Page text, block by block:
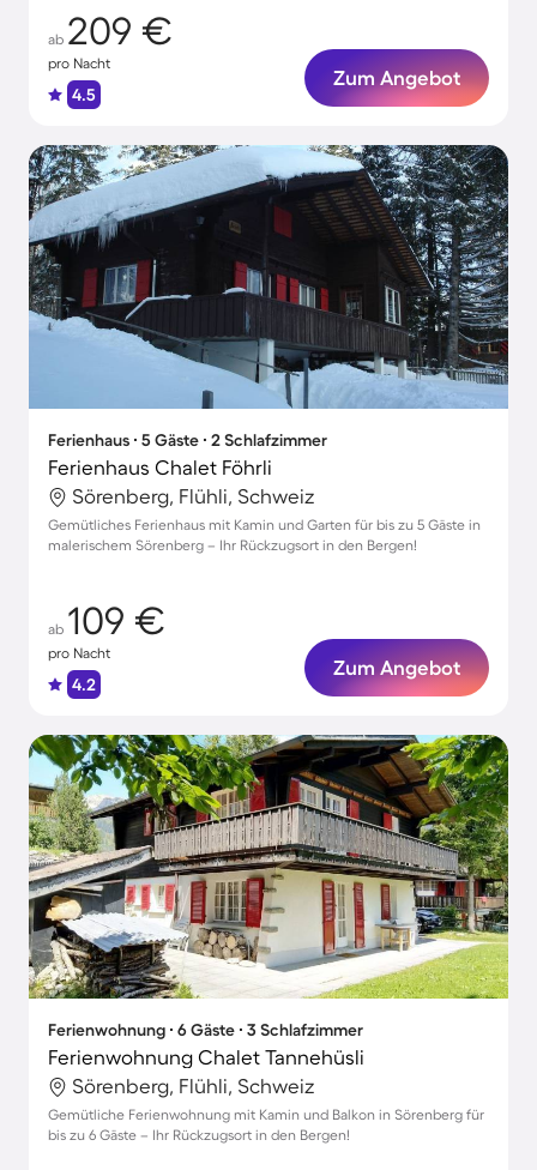
ab 209 €
pro Nacht
4.5
Zum Angebot
Ferienhaus ∙ 5 Gäste ∙ 2 Schlafzimmer
Ferienhaus Chalet Föhrli
Sörenberg, Flühli, Schweiz
Gemütliches Ferienhaus mit Kamin und Garten für bis zu 5 Gäste in
malerischem Sörenberg – Ihr Rückzugsort in den Bergen!
ab 109 €
pro Nacht
4.2
Zum Angebot
Ferienwohnung ∙ 6 Gäste ∙ 3 Schlafzimmer
Ferienwohnung Chalet Tannehüsli
Sörenberg, Flühli, Schweiz
Gemütliche Ferienwohnung mit Kamin und Balkon in Sörenberg für
bis zu 6 Gäste – Ihr Rückzugsort in den Bergen!